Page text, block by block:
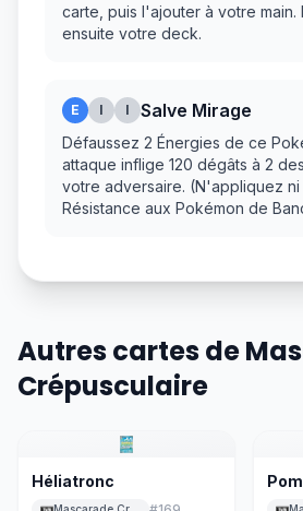
carte, puis l'ajouter à votre main.
ensuite votre deck.
E I I Salve Mirage
Défaussez 2 Énergies de ce
attaque inflige 120 dégâts à 2
votre adversaire. (N'appliquez ni
Résistance aux Pokémon de
Autres cartes de
Crépusculaire
Héliatronc